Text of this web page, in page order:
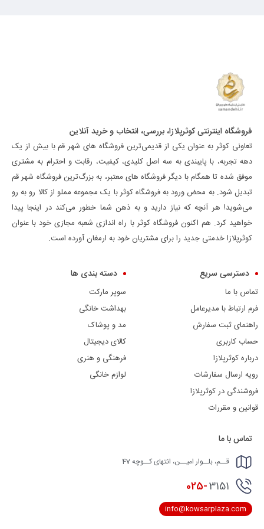
فروشگاه اینترنتی کوثرپلازا، بررسی، انتخاب و خرید آنلاین
تعاونی کوثر به عنوان یکی از قدیمی‌ترین فروشگاه های شهر قم با بیش از یک
دهه تجربه، با پایبندی به سه اصل کلیدی، کیفیت، رقابت و احترام به مشتری
موفق شده تا همگام با دیگر فروشگاه های معتبر، به بزرگ‌ترین فروشگاه شهر قم
تبدیل شود. به محض ورود به فروشگاه کوثر با یک مجموعه مملو از کالا رو به رو
می‌شوید! هر آنچه که نیاز دارید و به ذهن شما خطور می‌کند در اینجا پیدا
خواهید کرد. هم اکنون فروشگاه کوثر با راه اندازی شعبه مجازی خود با عنوان
کوثرپلازا خدمتی جدید را برای مشتریان خود به ارمغان آورده است.
دسترسی سریع
تماس با ما
فرم ارتباط با مدیرعامل
راهنمای ثبت سفارش
حساب کاربری
درباره کوثرپلازا
رویه ارسال سفارشات
فروشندگی در کوثرپلازا
قوانین و مقررات
دسته بندی ها
سوپر مارکت
بهداشت خانگی
مد و پوشاک
کالای دیجیتال
فرهنگی و هنری
لوازم خانگی
تماس با ما
قــم، بلــوار امیــن، انتهای کــوچه 47
025-3151
info@kowsarplaza.com